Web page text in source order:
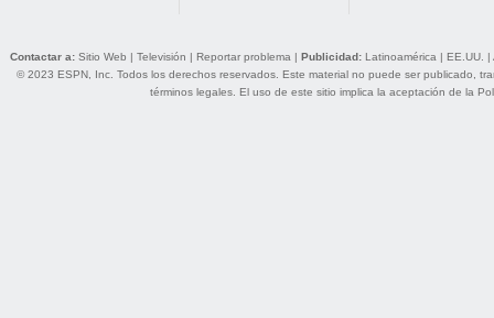
Contactar a: Sitio Web | Televisión | Reportar problema | Publicidad: Latinoamérica | EE.UU. |
© 2023 ESPN, Inc. Todos los derechos reservados. Este material no puede ser publicado,
términos legales. El uso de este sitio implica la aceptación de la